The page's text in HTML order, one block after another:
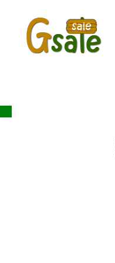
Open toolbar